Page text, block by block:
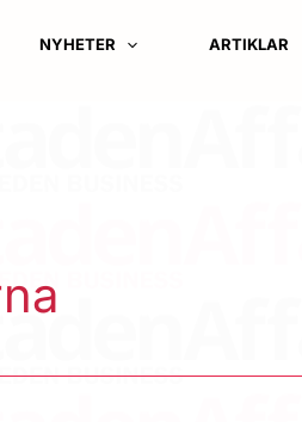
NYHETER ARTIKLAR